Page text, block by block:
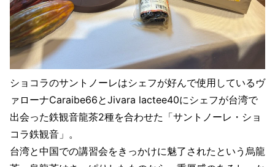
ショコラのサントノーレはシェフが好んで使用しているヴ
ァローナCaraibe66とJivara lactee40にシェフが台湾で
出会った鉄観音龍茶2種を合わせた「サントノーレ・ショ
コラ鉄観音」。
台湾と中国での講習会をきっかけに魅了されたという烏龍